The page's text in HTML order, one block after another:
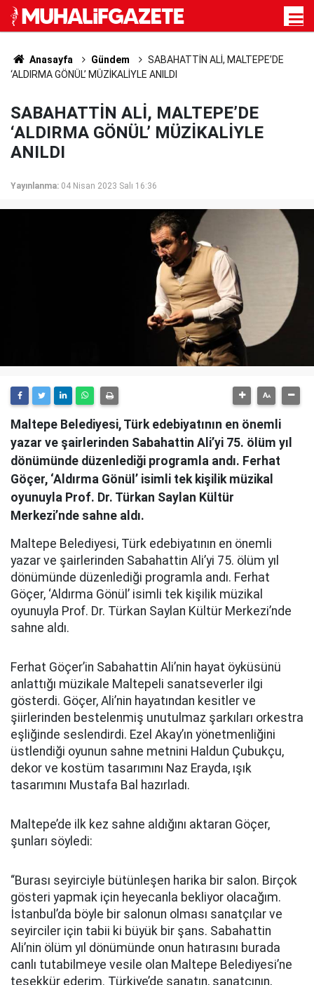
Anasayfa Gündem
SABAHATTİN ALİ, MALTEPE’DE
‘ALDIRMA GÖNÜL’ MÜZİKALİYLE ANILDI
SABAHATTİN ALİ, MALTEPE’DE
‘ALDIRMA GÖNÜL’ MÜZİKALİYLE
ANILDI
Yayınlanma: 04 Nisan 2023 Salı 16:36
Maltepe Belediyesi, Türk edebiyatının en önemli
yazar ve şairlerinden Sabahattin Ali’yi 75. ölüm yıl
dönümünde düzenlediği programla andı. Ferhat
Göçer, ‘Aldırma Gönül’ isimli tek kişilik müzikal
oyunuyla Prof. Dr. Türkan Saylan Kültür
Merkezi’nde sahne aldı.
Maltepe Belediyesi, Türk edebiyatının en önemli
yazar ve şairlerinden Sabahattin Ali’yi 75. ölüm yıl
dönümünde düzenlediği programla andı. Ferhat
Göçer, ‘Aldırma Gönül’ isimli tek kişilik müzikal
oyunuyla Prof. Dr. Türkan Saylan Kültür Merkezi’nde
sahne aldı.
Ferhat Göçer’in Sabahattin Ali’nin hayat öyküsünü
anlattığı müzikale Maltepeli sanatseverler ilgi
gösterdi. Göçer, Ali’nin hayatından kesitler ve
şiirlerinden bestelenmiş unutulmaz şarkıları orkestra
eşliğinde seslendirdi. Ezel Akay’ın yönetmenliğini
üstlendiği oyunun sahne metnini Haldun Çubukçu,
dekor ve kostüm tasarımını Naz Erayda, ışık
tasarımını Mustafa Bal hazırladı.
Maltepe’de ilk kez sahne aldığını aktaran Göçer,
şunları söyledi:
“Burası seyirciyle bütünleşen harika bir salon. Birçok
gösteri yapmak için heyecanla bekliyor olacağım.
İstanbul’da böyle bir salonun olması sanatçılar ve
seyirciler için tabii ki büyük bir şans. Sabahattin
Ali’nin ölüm yıl dönümünde onun hatırasını burada
canlı tutabilmeye vesile olan Maltepe Belediyesi’ne
teşekkür ederim. Türkiye’de sanatın, sanatçının,